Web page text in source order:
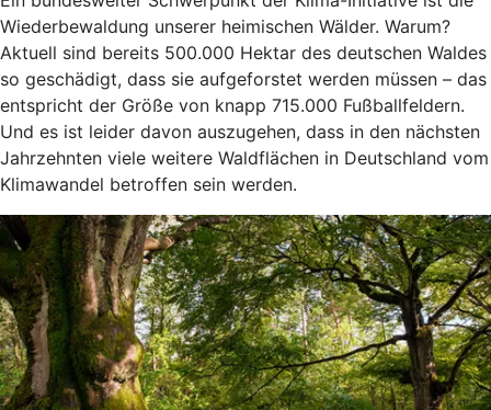
Wiederbewaldung unserer heimischen Wälder. Warum?
Aktuell sind bereits 500.000 Hektar des deutschen Waldes
so geschädigt, dass sie aufgeforstet werden müssen – das
entspricht der Größe von knapp 715.000 Fußballfeldern.
Und es ist leider davon auszugehen, dass in den nächsten
Jahrzehnten viele weitere Waldflächen in Deutschland vom
Klimawandel betroffen sein werden.